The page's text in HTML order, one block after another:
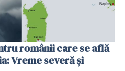
românii care se află
Vreme severă și